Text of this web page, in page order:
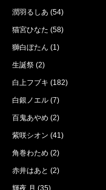
潤羽るしあ (54)
猫宮ひなた (58)
獅白ぼたん (1)
生誕祭 (2)
白上フブキ (182)
白銀ノエル (7)
百鬼あやめ (2)
紫咲シオン (41)
角巻わため (2)
赤井はあと (2)